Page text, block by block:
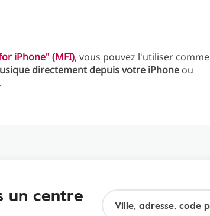
iPhone" (MFI), vous pouvez l'utiliser comme
directement depuis votre iPhone ou
.
un centre